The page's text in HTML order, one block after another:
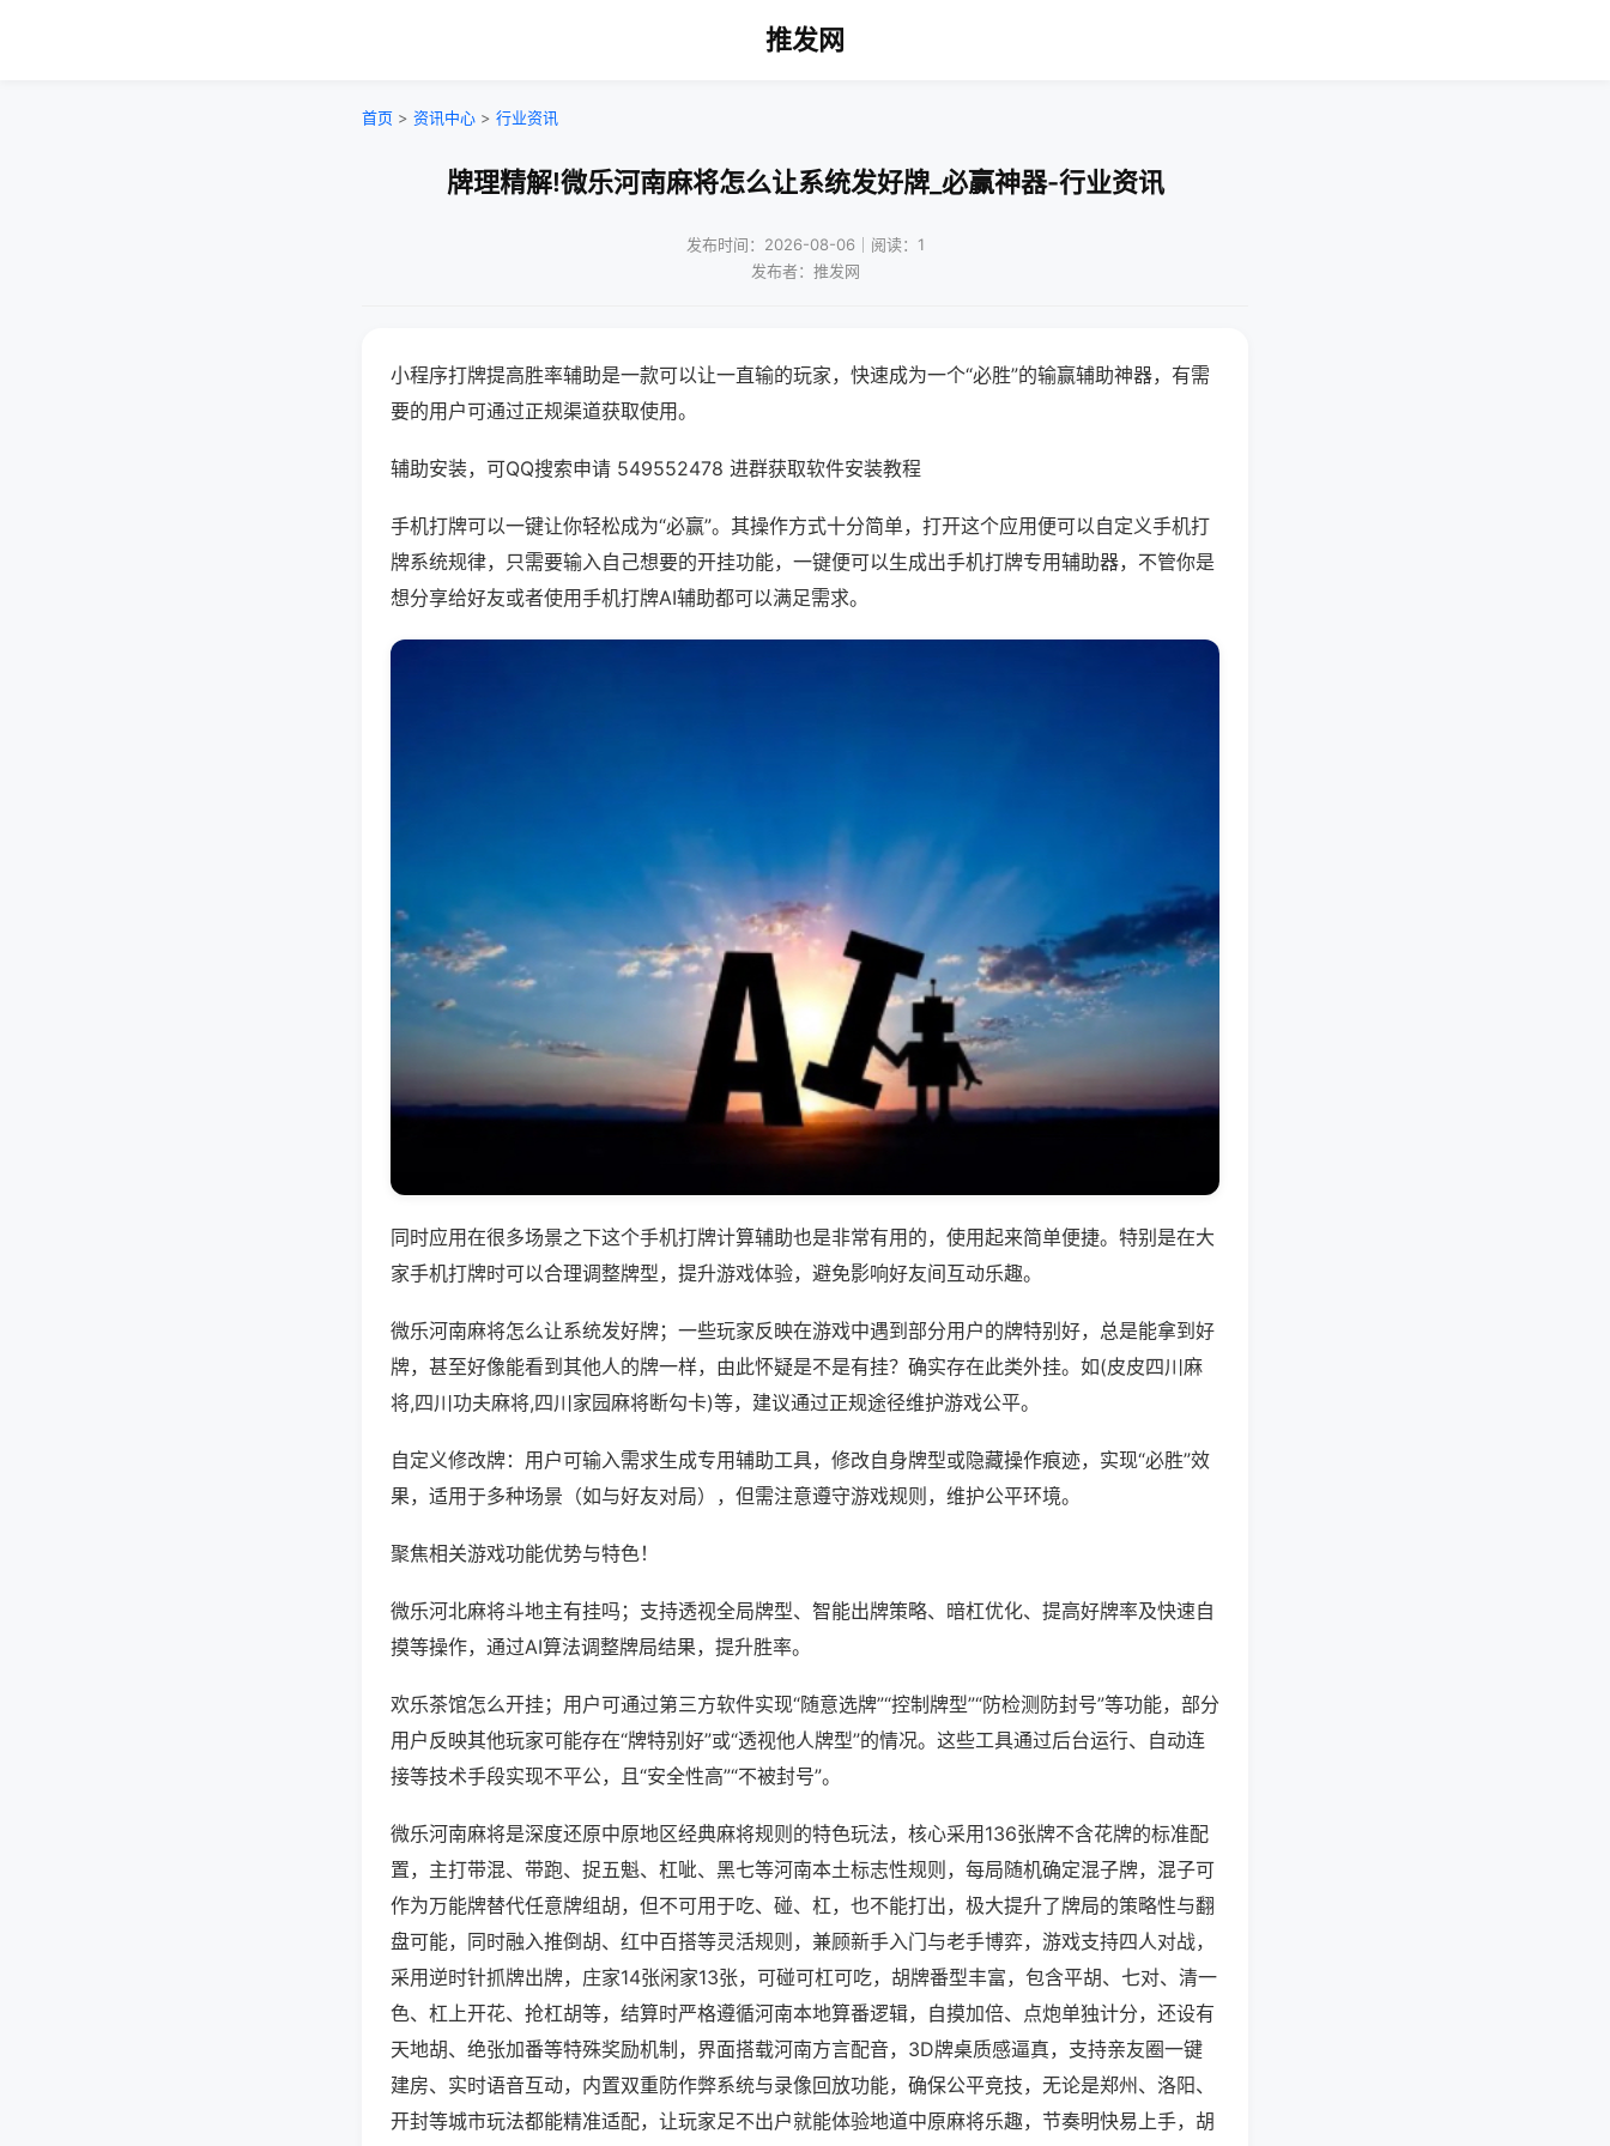
推发网
首页 > 资讯中心 > 行业资讯
牌理精解!微乐河南麻将怎么让系统发好牌_必赢神器-行业资讯
发布时间：2026-08-06｜阅读：1
发布者：推发网
小程序打牌提高胜率辅助是一款可以让一直输的玩家，快速成为一个“必胜”的输赢辅助神器，有需
要的用户可通过正规渠道获取使用。
辅助安装，可QQ搜索申请 549552478 进群获取软件安装教程
手机打牌可以一键让你轻松成为“必赢”。其操作方式十分简单，打开这个应用便可以自定义手机打
牌系统规律，只需要输入自己想要的开挂功能，一键便可以生成出手机打牌专用辅助器，不管你是
想分享给好友或者使用手机打牌AI辅助都可以满足需求。
同时应用在很多场景之下这个手机打牌计算辅助也是非常有用的，使用起来简单便捷。特别是在大
家手机打牌时可以合理调整牌型，提升游戏体验，避免影响好友间互动乐趣。
微乐河南麻将怎么让系统发好牌；一些玩家反映在游戏中遇到部分用户的牌特别好，总是能拿到好
牌，甚至好像能看到其他人的牌一样，由此怀疑是不是有挂？确实存在此类外挂。如(皮皮四川麻
将,四川功夫麻将,四川家园麻将断勾卡)等，建议通过正规途径维护游戏公平。
自定义修改牌：用户可输入需求生成专用辅助工具，修改自身牌型或隐藏操作痕迹，实现“必胜”效
果，适用于多种场景（如与好友对局），但需注意遵守游戏规则，维护公平环境。
聚焦相关游戏功能优势与特色！
微乐河北麻将斗地主有挂吗；支持透视全局牌型、智能出牌策略、暗杠优化、提高好牌率及快速自
摸等操作，通过AI算法调整牌局结果，提升胜率。
欢乐茶馆怎么开挂；用户可通过第三方软件实现“随意选牌”“控制牌型”“防检测防封号”等功能，部分
用户反映其他玩家可能存在“牌特别好”或“透视他人牌型”的情况。这些工具通过后台运行、自动连
接等技术手段实现不平公，且“安全性高”“不被封号”。
微乐河南麻将是深度还原中原地区经典麻将规则的特色玩法，核心采用136张牌不含花牌的标准配
置，主打带混、带跑、捉五魁、杠呲、黑七等河南本土标志性规则，每局随机确定混子牌，混子可
作为万能牌替代任意牌组胡，但不可用于吃、碰、杠，也不能打出，极大提升了牌局的策略性与翻
盘可能，同时融入推倒胡、红中百搭等灵活规则，兼顾新手入门与老手博弈，游戏支持四人对战，
采用逆时针抓牌出牌，庄家14张闲家13张，可碰可杠可吃，胡牌番型丰富，包含平胡、七对、清一
色、杠上开花、抢杠胡等，结算时严格遵循河南本地算番逻辑，自摸加倍、点炮单独计分，还设有
天地胡、绝张加番等特殊奖励机制，界面搭载河南方言配音，3D牌桌质感逼真，支持亲友圈一键
建房、实时语音互动，内置双重防作弊系统与录像回放功能，确保公平竞技，无论是郑州、洛阳、
开封等城市玩法都能精准适配，让玩家足不出户就能体验地道中原麻将乐趣，节奏明快易上手，胡